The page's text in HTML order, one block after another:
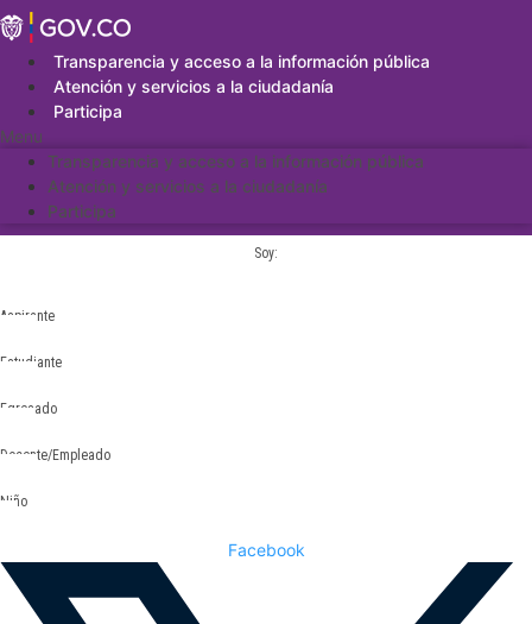
Saltar
al
contenidoTransparencia y acceso a la información pública
Atención y servicios a la ciudadanía
Participa
Menu
Transparencia y acceso a la información pública
Atención y servicios a la ciudadanía
Participa
Soy:
Aspirante
Estudiante
Egresado
Docente/Empleado
Niño
Facebook